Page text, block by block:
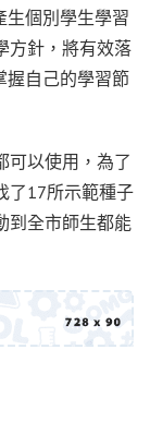
生個別學生學習
方針，將有效落
握自己的學習節
可以使用，為了
了17所示範種子
到全市師生都能